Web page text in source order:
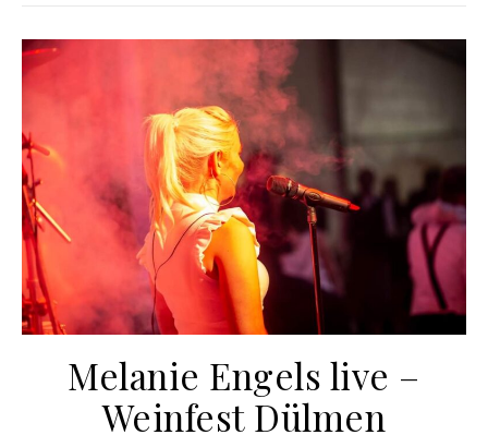
Melanie Engels live –
Weinfest Dülmen